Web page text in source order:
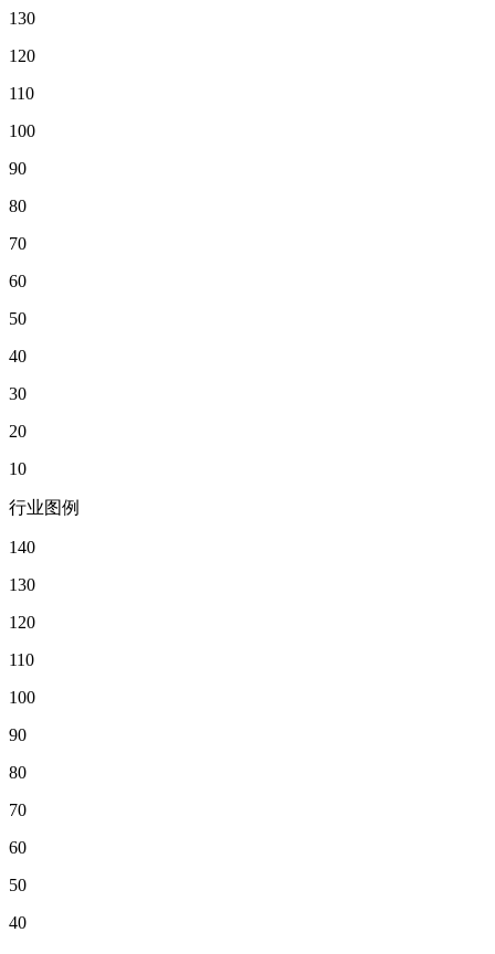
130
120
110
100
90
80
70
60
50
40
30
20
10
行业图例
140
130
120
110
100
90
80
70
60
50
40